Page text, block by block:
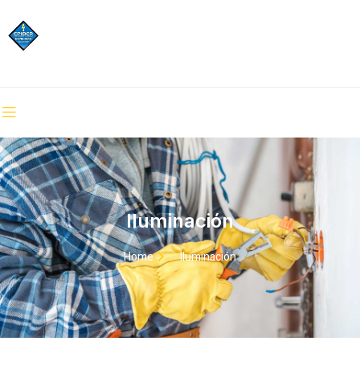
Iluminación
Home Iluminación